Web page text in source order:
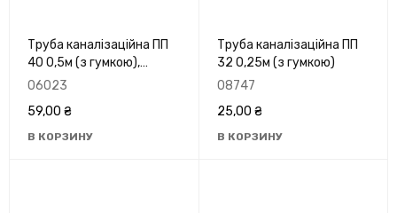
Труба каналізаційна ПП
40 0,5м (з гумкою),
Польща
06023
59,00 ₴
В КОРЗИНУ
Труба каналізаційна ПП
32 0,25м (з гумкою)
08747
25,00 ₴
В КОРЗИНУ